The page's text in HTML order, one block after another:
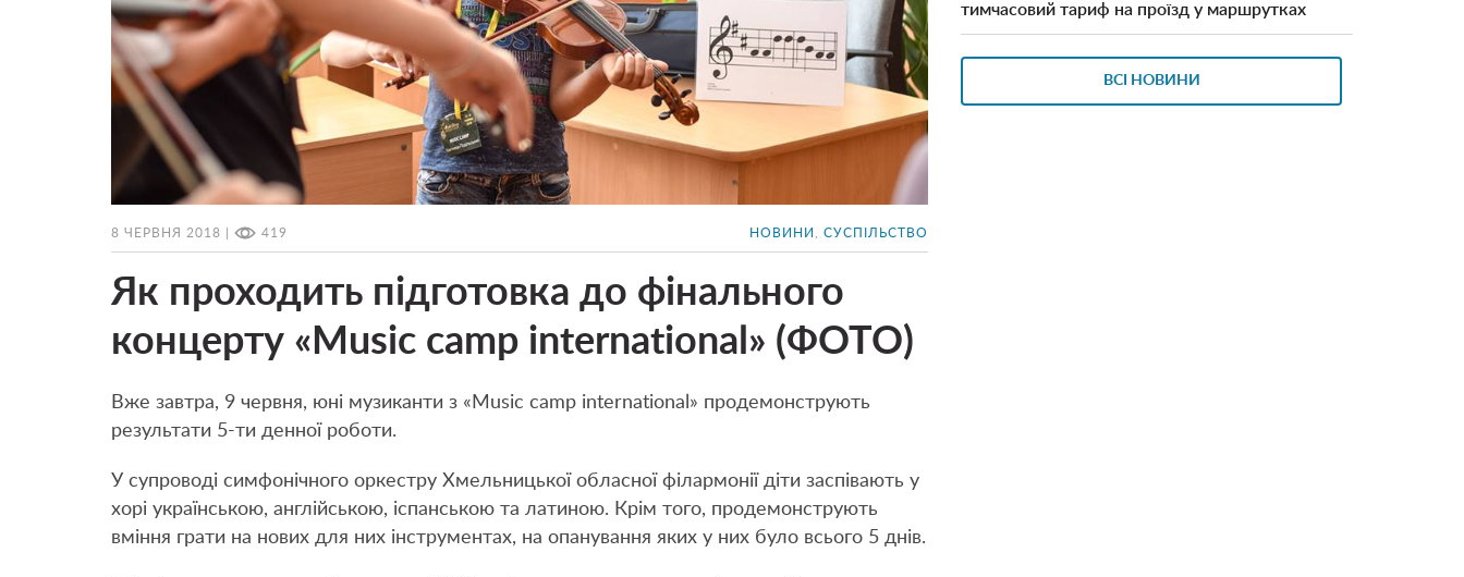
8 ЧЕРВНЯ 2018 | 419 НОВИНИ СУСПІЛЬСТВО
Як проходить підготовка до фінального
концерту «Music camp international» (ФОТО)
Вже завтра, 9 червня, юні музиканти з «Music camp international» продемонструють
результати 5-ти денної роботи.
У супроводі симфонічного оркестру Хмельницької обласної філармонії діти заспівають у
хорі українською, англійською, іспанською та латиною. Крім того, продемонструють
вміння грати на нових для них інструментах, на опанування яких у них було всього 5 днів.
тимчасовий тариф на проїзд у маршрутках
ВСІ НОВИНИ